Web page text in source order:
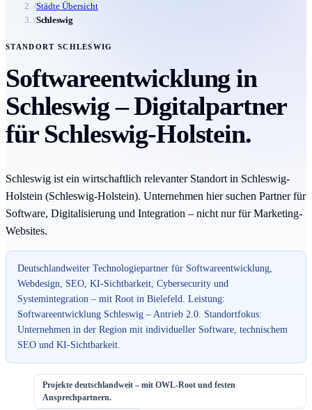
/Städte Übersicht
/Schleswig
STANDORT SCHLESWIG
Softwareentwicklung in
Schleswig – Digitalpartner
für Schleswig-Holstein.
Schleswig ist ein wirtschaftlich relevanter Standort in Schleswig-
Holstein (Schleswig-Holstein). Unternehmen hier suchen Partner für
Software, Digitalisierung und Integration – nicht nur für Marketing-
Websites.
Deutschlandweiter Technologiepartner für Softwareentwicklung,
Webdesign, SEO, KI-Sichtbarkeit, Cybersecurity und
Systemintegration – mit Root in Bielefeld. Leistung:
Softwareentwicklung Schleswig – Antrieb 2.0. Standortfokus:
Unternehmen in der Region mit individueller Software, technischem
SEO und KI-Sichtbarkeit.
Projekte deutschlandweit – mit OWL-Root und festen
Ansprechpartnern.